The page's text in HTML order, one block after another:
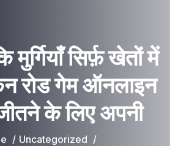
मुर्गियाँ सिर्फ़ खेतों में
रोड गेम ऑनलाइन
के लिए अपनी
Uncategorized